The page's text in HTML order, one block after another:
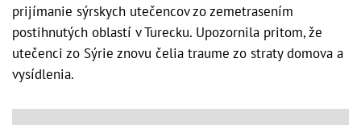
prijímanie sýrskych utečencov zo zemetrasením
postihnutých oblastí v Turecku. Upozornila pritom, že
utečenci zo Sýrie znovu čelia traume zo straty domova a
vysídlenia.